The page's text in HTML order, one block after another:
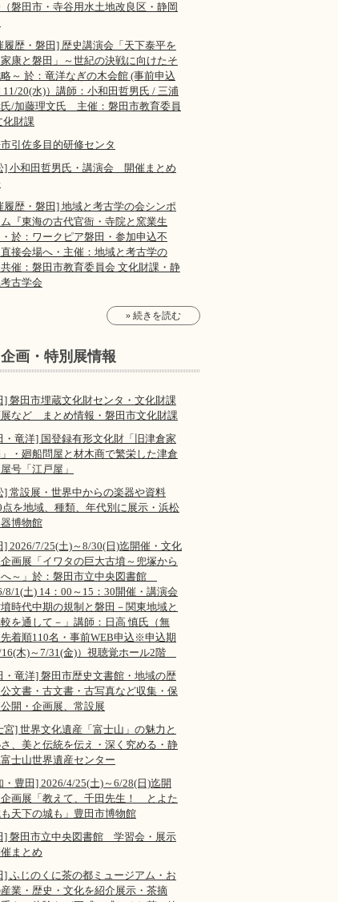
磐田市・寺谷用水土地改良区・静岡
履歴・磐田] 歴史講演会「天下泰平を
康と磐田」～世紀の決戦に向けたそ
～ 於：竜洋なぎの木会館 (事前申込
11/20(水)）講師：小和田哲男氏 / 三浦
/加藤理文氏 主催：磐田市教育委員
化財課
引佐多目的研修センタ
] 小和田哲男氏・講演会 開催まとめ
履歴・磐田] 地域と考古学の会シンポ
『東海の古代官衙・寺院と窯業生
於：ワークピア磐田・参加申込不
接会場へ・主催：地域と考古学の
催：磐田市教育委員会 文化財課・静
古学会
» 続きを読む
画・特別展情報
] 磐田市埋蔵文化財センタ・文化財課
など まとめ情報・磐田市文化財課
・竜洋] 国登録有形文化財「旧津倉家
・廻船問屋と材木商で繁栄した津倉
号「江戸屋」
] 常設展・世界中からの楽器や資料
点を地域、種類、年代別に展示・浜松
博物館
] 2026/7/25(土)～8/30(日)迄開催・文化
画展「イワタの巨大古墳～兜塚から
～」於：磐田市立中央図書館
8/1(土) 14：00～15：30開催・講演会
墳時代中期の規制と磐田－関東地域と
を通して－」講師：日高 慎氏（無
着順110名・事前WEB申込※申込期
16(木)～7/31(金)）視聴覚ホール2階
・竜洋] 磐田市歴史文書館・地域の歴
文書・古文書・古写真など収集・保
開・企画展、常設展
宮] 世界文化遺産「富士山」の魅力と
、美と伝統を伝え・深く究める・静
士山世界遺産センター
・豊田] 2026/4/25(土)～6/28(日)迄開
画展「教えて、千田先生！ とよた
天下の城も」豊田市博物館
] 磐田市立中央図書館 学習会・展示
まとめ
] ふじのくに茶の都ミュージアム・お
業・歴史・文化を紹介展示・茶摘